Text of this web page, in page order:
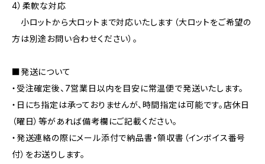
4）柔軟な対応
小ロットから大ロットまで対応いたします（大ロットをご希望の
方は別途お問い合わせください）。
■発送について
・受注確定後、7営業日以内を目安に常温便で発送いたします。
・日にち指定は承っておりませんが、時間指定は可能です。店休日
（曜日）等があれば備考欄にご記載ください。
・発送連絡の際にメール添付で納品書・領収書（インボイス番号
付）をお送りします。